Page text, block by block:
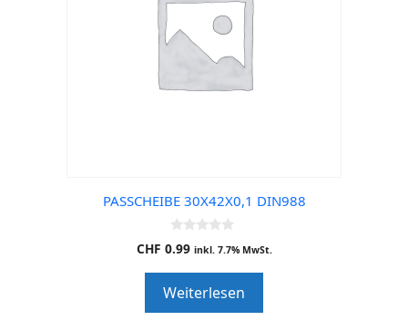
PASSCHEIBE 30X42X0,1 DIN988
0
o
o
f
5
CHF 0.99 inkl. 7.7% MwSt.
Weiterlesen